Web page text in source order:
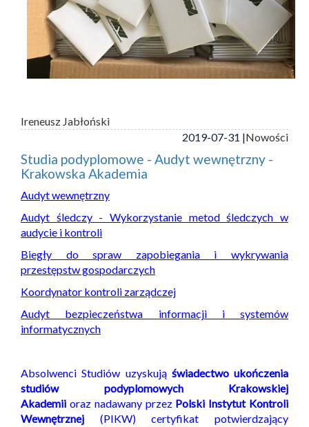
Ireneusz Jabłoński
2019-07-31 |Nowości
Studia podyplomowe - Audyt wewnętrzny -
Krakowska Akademia
Audyt wewnętrzny
Audyt śledczy - Wykorzystanie metod śledczych w
audycie i kontroli
Biegły do spraw zapobiegania i wykrywania
przestępstw gospodarczych
Koordynator kontroli zarządczej
Audyt bezpieczeństwa informacji i systemów
informatycznych
Absolwenci Studiów uzyskują świadectwo ukończenia
studiów podyplomowych Krakowskiej
Akademii oraz nadawany przez Polski Instytut Kontroli
Wewnętrznej (PIKW) certyfikat potwierdzający